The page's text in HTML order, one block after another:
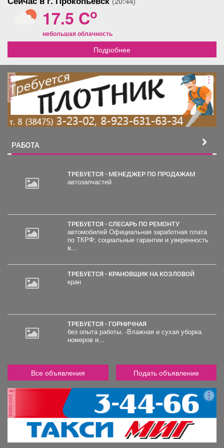
17.5 Co
небольшая облачность
Подробнее
реклама
РАБОТА
ТРЕБУЕТСЯ - МЕНЕДЖЕР ПО ПРОДАЖАМ
автозапчастей
ТРЕБУЕТСЯ - СЛЕСАРЬ ПО РЕМОНТУ
автомобилей Официальная заработная плата
по ТКРФ; социальные гарантии и уверенность
в...
ТРЕБУЕТСЯ - КРАНОВЩИК НА КОЗЛОВОЙ
кран
ТРЕБУЕТСЯ - ГОРНИЧНАЯ
без опыта работы. -Влажная и сухая уборка
номеров и...
Все объявления Подать объявление
реклама